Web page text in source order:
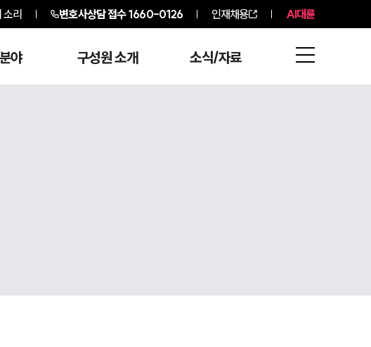
리 변호사상담 접수1660-0126 인재채용 AI대륜
야 구성원 소개 소식/자료